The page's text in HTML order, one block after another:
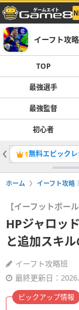
イーフト攻
TOP
最強選手
最強監督
初心者
1
ホーム イーフト攻
【イーフットボール
HPジャロッ
と追加スキル
イーフト攻略班
最終更新日：
ピックアップ情報